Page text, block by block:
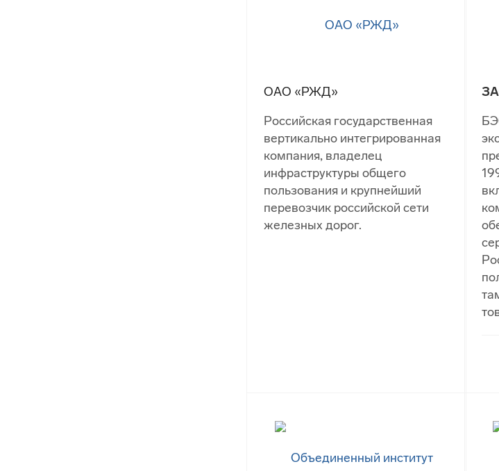
ОАО «РЖД»
Российская государственная
вертикально интегрированная
компания, владелец
инфраструктуры общего
пользования и крупнейший
перевозчик российской сети
железных дорог.